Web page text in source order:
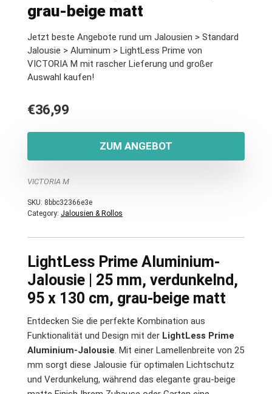
grau-beige matt
Jetzt beste Angebote rund um Jalousien > Standard
Jalousie > Aluminum > LightLess Prime von
VICTORIA M mit rascher Lieferung und großer
Auswahl kaufen!
€36,99
ZUM ANGEBOT
VICTORIA M
SKU: 8bbc32366e3e
Category: Jalousien & Rollos
LightLess Prime Aluminium-
Jalousie | 25 mm, verdunkelnd,
95 x 130 cm, grau-beige matt
Entdecken Sie die perfekte Kombination aus
Funktionalität und Design mit der LightLess Prime
Aluminium-Jalousie. Mit einer Lamellenbreite von 25
mm sorgt diese Jalousie für optimalen Lichtschutz
und Verdunkelung, während das elegante grau-beige